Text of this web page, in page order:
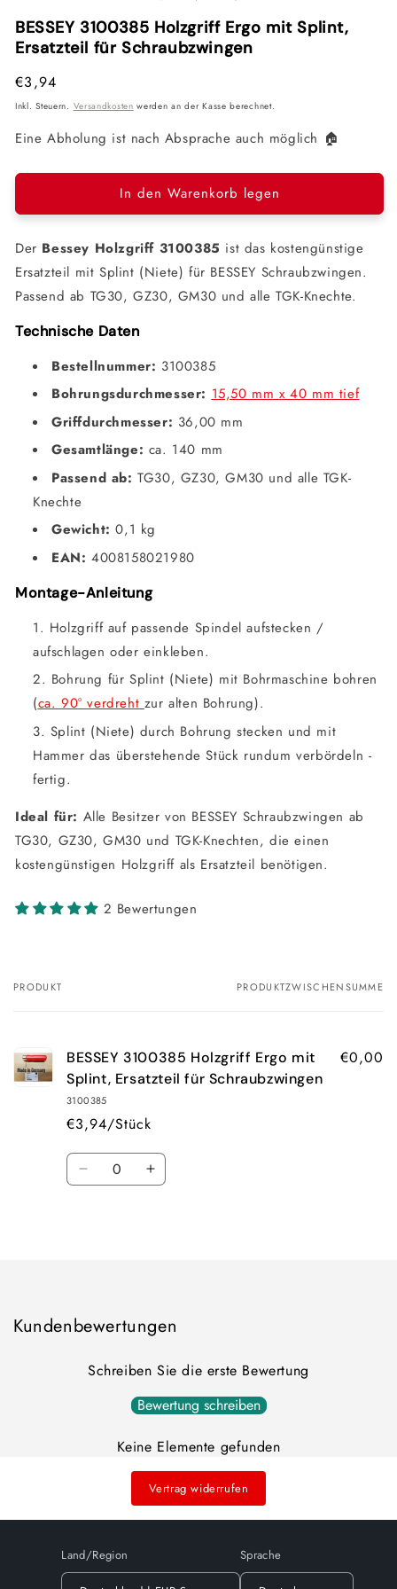
öffnen
öffnen
BESSEY 3100385 Holzgriff Ergo mit Splint,
Ersatzteil für Schraubzwingen
Normaler
Preis
€3,94
Inkl. Steuern. Versandkosten werden an der Kasse berechnet.
Eine Abholung ist nach Absprache auch möglich 🏠
In den Warenkorb legen
Der Bessey Holzgriff 3100385 ist das kostengünstige
Ersatzteil mit Splint (Niete) für BESSEY Schraubzwingen.
Passend ab TG30, GZ30, GM30 und alle TGK-Knechte.
Technische Daten
Bestellnummer: 3100385
Bohrungsdurchmesser:15,50 mm x 40 mm tief
Griffdurchmesser: 36,00 mm
Gesamtlänge: ca. 140 mm
Passend ab:TG30, GZ30, GM30 und alle TGK-
Knechte
Gewicht:0,1 kg
EAN: 4008158021980
Montage-Anleitung
Holzgriff auf passende Spindel aufstecken /
aufschlagen oder einkleben.
Bohrung für Splint (Niete) mit Bohrmaschine bohren
(ca. 90° verdreht zur alten Bohrung).
Splint (Niete) durch Bohrung stecken und mit
Hammer das überstehende Stück rundum verbördeln -
fertig.
Ideal für: Alle Besitzer von BESSEY Schraubzwingen ab
TG30, GZ30, GM30 und TGK-Knechten, die einen
kostengünstigen Holzgriff als Ersatzteil benötigen.
2 Bewertungen
Ihr
PRODUKT PRODUKTZWISCHENSUMME
BESSEY 3100385 Holzgriff Ergo mit
Splint, Ersatzteil für Schraubzwingen
3100385
€3,94/Stück
€0,00
Anzahl
VerringernErhöhen
Kundenbewertungen
Schreiben Sie die erste Bewertung
Bewertung schreiben
Keine Elemente gefunden
Vertrag widerrufen
Land/Region Sprache